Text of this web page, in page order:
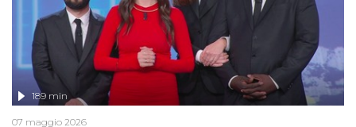
189 min
07 maggio 2026